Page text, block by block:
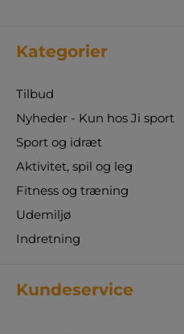
Kategorier
Tilbud
Nyheder - Kun hos Ji sport
Sport og idræt
Aktivitet, spil og leg
Fitness og træning
Udemiljø
Indretning
Kundeservice